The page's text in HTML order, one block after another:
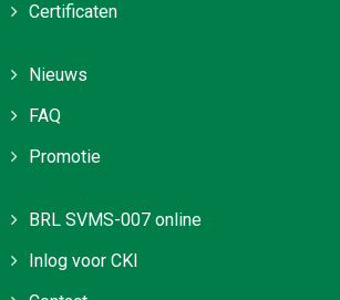
Certificaten
Nieuws
FAQ
Promotie
BRL SVMS-007 online
Inlog voor CKI